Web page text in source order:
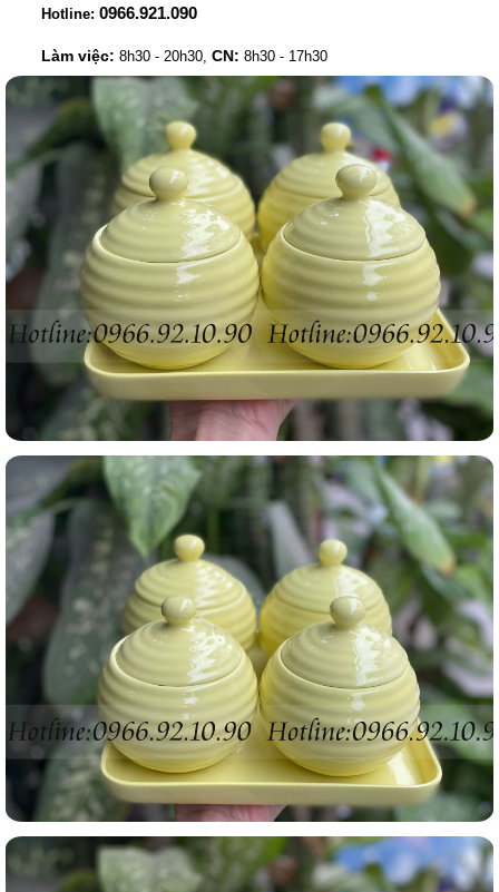
Hotline: 0966.921.090
Làm việc: 8h30 - 20h30, CN: 8h30 - 17h30